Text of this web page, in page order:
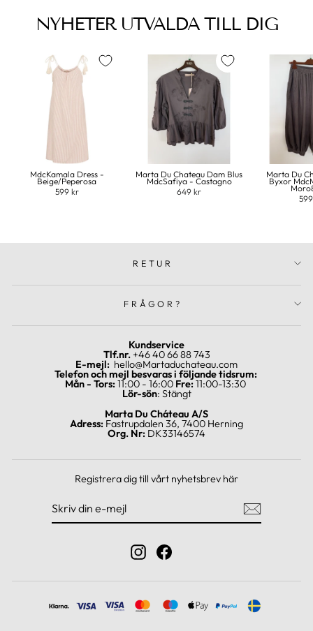
NYHETER UTVALDA TILL DIG
MdcKamala Dress -
Beige/Peperosa
599 kr
Marta Du Chateau Dam Blus
MdcSafiya - Castagno
649 kr
Marta Du
Byxor
RETUR
FRÅGOR?
Kundservice
Tlf.nr.+46 40 66 88 743
E-mejl: hello@Martaduchateau.com
Telefon och mejl besvaras i följande tidsrum:
Mån - Tors:11:00 - 16:00 Fre:11:00-13:30
Lör-sön: Stängt
Marta Du Cháteau A/S
Adress: Fastrupdalen 36, 7400 Herning
Org. Nr: DK33146574
Registrera dig till vårt nyhetsbrev här
InstagramFacebook